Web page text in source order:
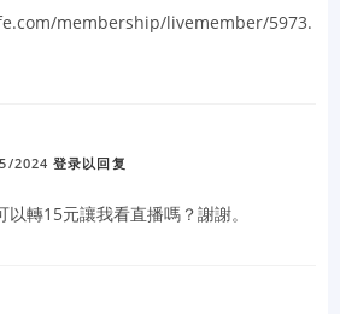
membership/livemember/5973.
2024 登录以回复
轉15元讓我看直播嗎？謝謝。